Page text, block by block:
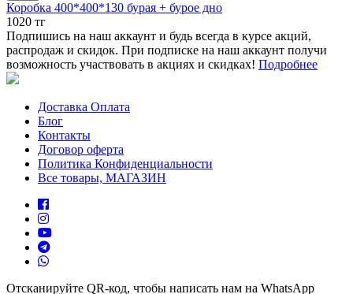
Коробка 400*400*130 бурая + бурое дно
1020 тг
Подпишись на наш аккаунт и будь всегда в курсе акций,
распродаж и скидок. При подписке на наш аккаунт получи
возможность участвовать в акциях и скидках! Подробнее
Доставка Оплата
Блог
Контакты
Договор оферта
Политика Конфиденциальности
Все товары, МАГАЗИН
Отсканируйте QR-код, чтобы написать нам на WhatsApp